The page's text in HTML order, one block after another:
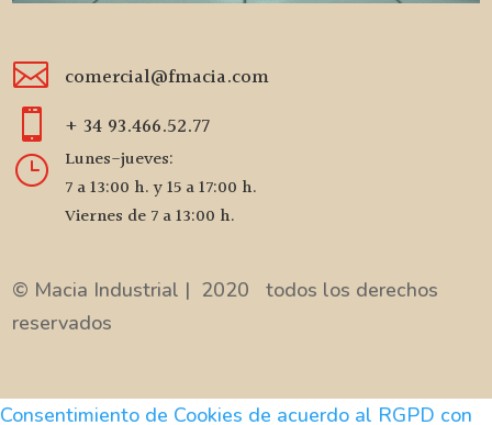
 comercial@fmacia.com
 + 34 93.466.52.77
}
Lunes-jueves:
7 a 13:00 h. y 15 a 17:00 h.
Viernes de 7 a 13:00 h.
© Macia Industrial | 2020 todos los derechos
reservados
Consentimiento de Cookies de acuerdo al RGPD con